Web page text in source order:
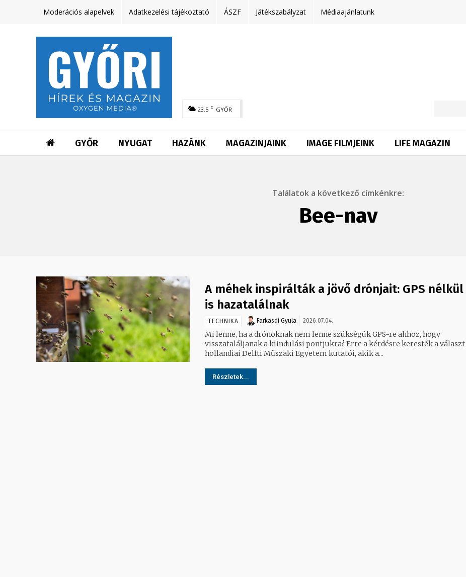
Moderációs alapelvek Adatkezelési tájékoztató ÁSZF Játékszabályzat Médiaajánlatunk
23.5 C GYŐR
GYŐR NYUGAT HAZÁNK MAGAZINJAINK IMAGE FILMJEINK LIFE MAGAZIN
Találatok a következő címkénkre:
Bee-nav
A méhek inspirálták a jövő drónjait: GPS nélkül
is hazatalálnak
TECHNIKA Farkasdi Gyula 2026.07.04.
Mi lenne, ha a drónoknak nem lenne szükségük GPS-re ahhoz, hogy
visszataláljanak a kiindulási pontjukra? Erre a kérdésre keresték a választ
hollandiai Delfti Műszaki Egyetem kutatói, akik a...
Részletek...